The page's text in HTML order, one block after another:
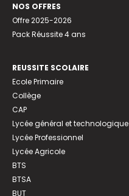
NOS OFFRES
Offre 2025-2026
Pack Réussite 4 ans
REUSSITE SCOLAIRE
Ecole Primaire
Collège
CAP
Lycée général et technologique
Lycée Professionnel
Lycée Agricole
BTS
BTSA
BUT